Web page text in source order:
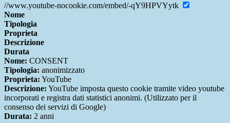
//www.youtube-nocookie.com/embed/-qY9HPVYytk
Nome
Tipologia
Proprieta
Descrizione
Durata
Nome: CONSENT
Tipologia: anonimizzato
Proprieta: YouTube
Descrizione: YouTube imposta questo cookie tramite video youtube
incorporati e registra dati statistici anonimi. (Utilizzato per il
consenso dei servizi di Google)
Durata: 2 anni